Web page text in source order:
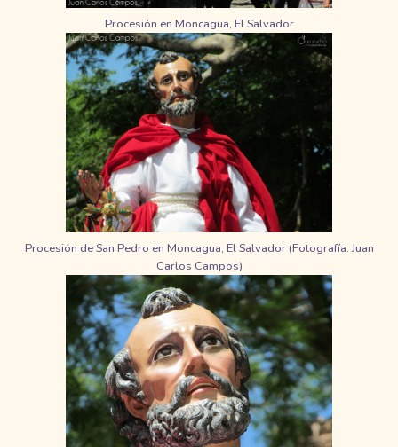
Procesión en Moncagua, El Salvador
Procesión de San Pedro en Moncagua, El Salvador (Fotografía: Juan
Carlos Campos)